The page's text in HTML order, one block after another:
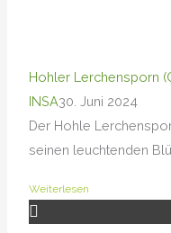
Hohler Lerchensporn
INSA30. Juni 2024
Der Hohle
seinen leuchtenden
Weiterlesen